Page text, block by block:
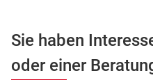
Sie haben
oder einer